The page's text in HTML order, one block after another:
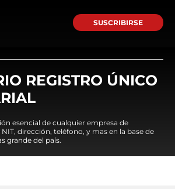
SUSCRIBIRSE
REGISTRO ÚNICO
esencial de cualquier empresa de
dirección, teléfono, y mas en la base de
grande del país.